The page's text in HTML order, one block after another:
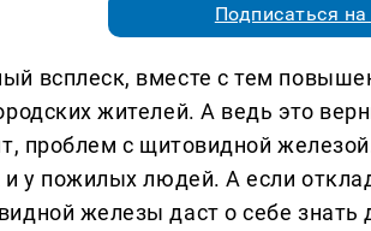
Подписаться
всплеск, вместе с тем
жителей. А ведь это
проблем с щитовидной
у пожилых людей. А если
железы даст о себе знать